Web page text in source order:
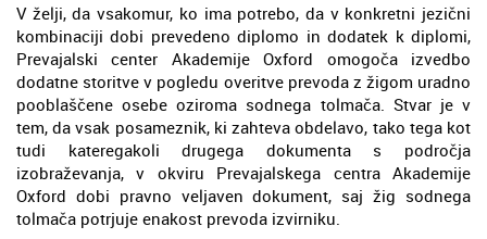
V želji, da vsakomur, ko ima potrebo, da v konkretni jezični
kombinaciji dobi prevedeno diplomo in dodatek k diplomi,
Prevajalski center Akademije Oxford omogoča izvedbo
dodatne storitve v pogledu overitve prevoda z žigom uradno
pooblaščene osebe oziroma sodnega tolmača. Stvar je v
tem, da vsak posameznik, ki zahteva obdelavo, tako tega kot
tudi kateregakoli drugega dokumenta s področja
izobraževanja, v okviru Prevajalskega centra Akademije
Oxford dobi pravno veljaven dokument, saj žig sodnega
tolmača potrjuje enakost prevoda izvirniku.